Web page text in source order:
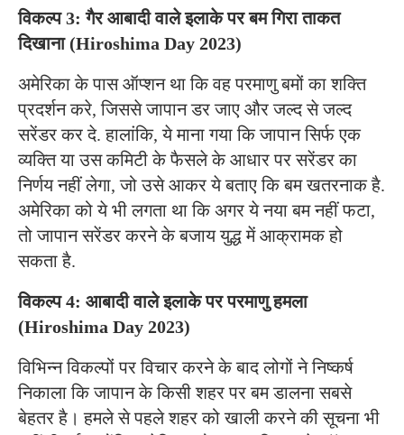
विकल्प 3: गैर आबादी वाले इलाके पर बम गिरा ताकत
दिखाना (Hiroshima Day 2023)
अमेरिका के पास ऑप्शन था कि वह परमाणु बमों का शक्ति
प्रदर्शन करे, जिससे जापान डर जाए और जल्द से जल्द
सरेंडर कर दे. हालांकि, ये माना गया कि जापान सिर्फ एक
व्यक्ति या उस कमिटी के फैसले के आधार पर सरेंडर का
निर्णय नहीं लेगा, जो उसे आकर ये बताए कि बम खतरनाक है.
अमेरिका को ये भी लगता था कि अगर ये नया बम नहीं फटा,
तो जापान सरेंडर करने के बजाय युद्ध में आक्रामक हो
सकता है.
विकल्प 4: आबादी वाले इलाके पर परमाणु हमला
(Hiroshima Day 2023)
विभिन्न विकल्पों पर विचार करने के बाद लोगों ने निष्कर्ष
निकाला कि जापान के किसी शहर पर बम डालना सबसे
बेहतर है। हमले से पहले शहर को खाली करने की सूचना भी